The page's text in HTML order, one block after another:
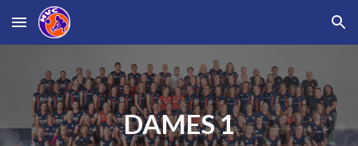
Skip to main content Skip to navigation
DAMES 1